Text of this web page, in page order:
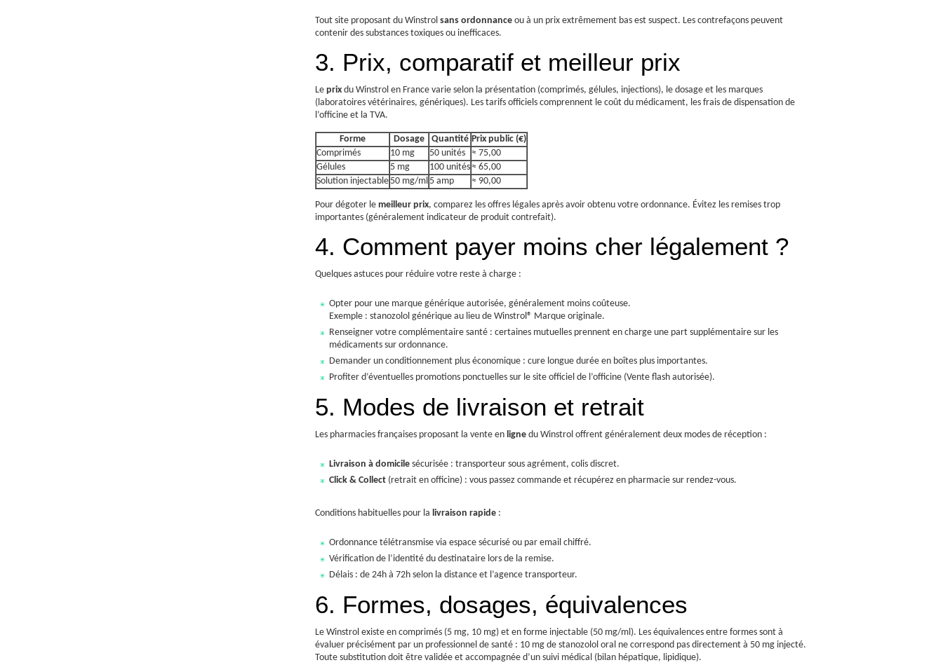
Tout site proposant du Winstrol sans ordonnance ou à un prix extrêmement bas est suspect. Les contrefaçons peuvent
contenir des substances toxiques ou inefficaces.
3. Prix, comparatif et meilleur prix
Le prix du Winstrol en France varie selon la présentation (comprimés, gélules, injections), le dosage et les marques
(laboratoires vétérinaires, génériques). Les tarifs officiels comprennent le coût du médicament, les frais de dispensation de
l’officine et la TVA.
Forme Dosage Quantité Prix public (€)
Comprimés
10 mg 50 unités
≈ 75,00
Gélules
5 mg 100 unités ≈ 65,00
Solution injectable 50 mg/ml 5 amp ≈ 90,00
Pour dégoter le meilleur prix, comparez les offres légales après avoir obtenu votre ordonnance. Évitez les remises trop
importantes (généralement indicateur de produit contrefait).
4. Comment payer moins cher légalement ?
Quelques astuces pour réduire votre reste à charge :
Opter pour une marque générique autorisée, généralement moins coûteuse.
Exemple : stanozolol générique au lieu de Winstrol® Marque originale.
Renseigner votre complémentaire santé : certaines mutuelles prennent en charge une part supplémentaire sur les
médicaments sur ordonnance.
Demander un conditionnement plus économique : cure longue durée en boîtes plus importantes.
Profiter d’éventuelles promotions ponctuelles sur le site officiel de l’officine (Vente flash autorisée).
5. Modes de livraison et retrait
Les pharmacies françaises proposant la vente en ligne du Winstrol offrent généralement deux modes de réception :
Livraison à domicile sécurisée : transporteur sous agrément, colis discret.
Click & Collect (retrait en officine) : vous passez commande et récupérez en pharmacie sur rendez-vous.
Conditions habituelles pour la livraison rapide :
Ordonnance télétransmise via espace sécurisé ou par email chiffré.
Vérification de l’identité du destinataire lors de la remise.
Délais : de 24h à 72h selon la distance et l’agence transporteur.
6. Formes, dosages, équivalences
Le Winstrol existe en comprimés (5 mg, 10 mg) et en forme injectable (50 mg/ml). Les équivalences entre formes sont à
évaluer précisément par un professionnel de santé : 10 mg de stanozolol oral ne correspond pas directement à 50 mg injecté.
Toute substitution doit être validée et accompagnée d’un suivi médical (bilan hépatique, lipidique).